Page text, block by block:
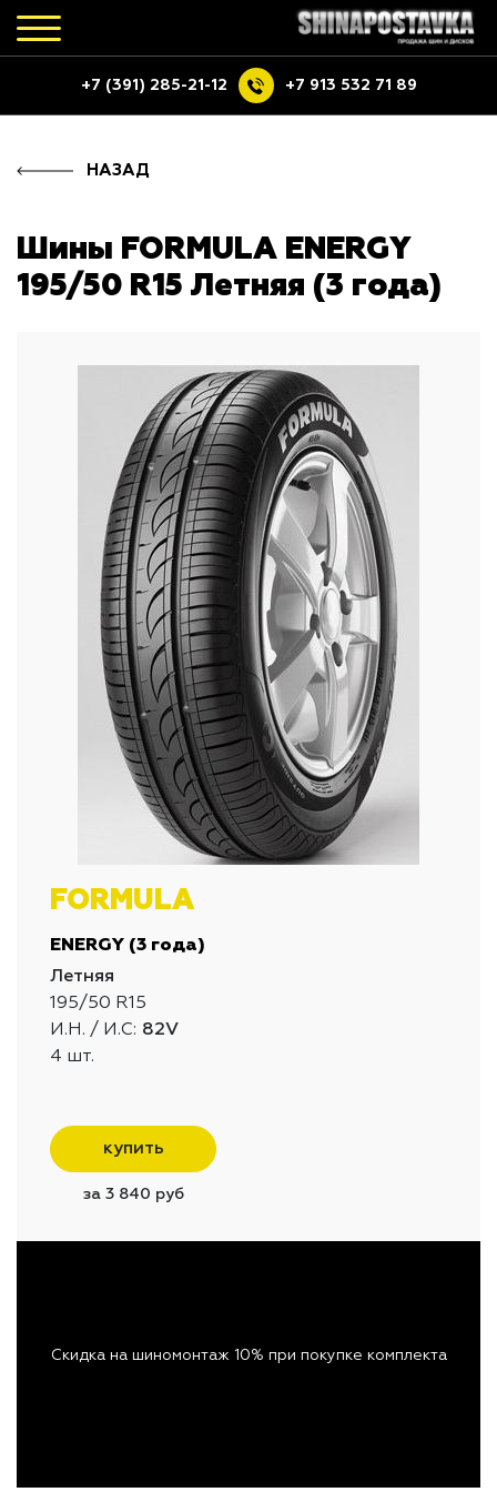
+7 (391) 285-21-12 +7 913 532 71 89
НАЗАД
Шины FORMULA ENERGY
195/50 R15 Летняя (3 года)
FORMULA
ENERGY (3 года)
Летняя
195/50 R15
И.Н. / И.С: 82V
4 шт.
купить
за 3 840 руб
Скидка на шиномонтаж 10% при покупке комплекта